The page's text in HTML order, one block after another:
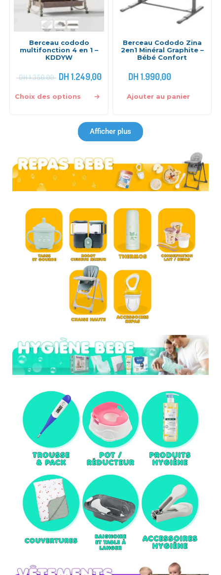
Berceau cododo
multifonction 4 en 1 –
KDDYW
DH1.350,00 DH 1.249,00
Choix des options
Berceau Cododo Zina
2en1 Minéral Graphite –
Bébé Confort
DH 1.990,00
Ajouter au panier
Afficher plus